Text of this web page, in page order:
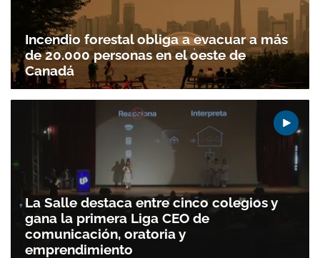
Incendio forestal obliga a evacuar a más
de 20.000 personas en el oeste de
Canadá
La Salle destaca entre cinco colegios y
gana la primera Liga CEO de
comunicación, oratoria y
emprendimiento